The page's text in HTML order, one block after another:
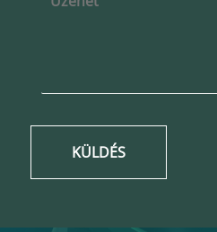
KÜLDÉS